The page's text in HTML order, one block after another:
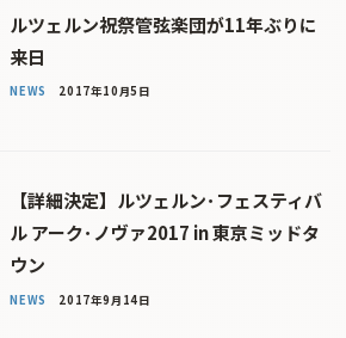
ルツェルン祝祭管弦楽団が11年ぶりに
来日
NEWS 2017年10月5日
【詳細決定】ルツェルン･フェスティバ
ル アーク･ノヴァ2017 in 東京ミッドタ
ウン
NEWS 2017年9月14日